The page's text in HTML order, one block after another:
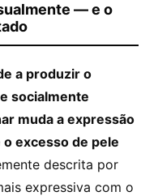
— e o
a produzir o
socialmente
muda a expressão
excesso de pele
descrita por
expressiva com o